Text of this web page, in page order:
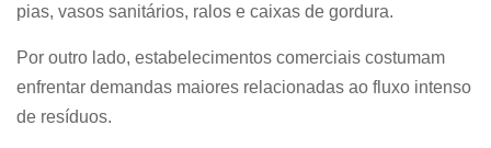
pias, vasos sanitários, ralos e caixas de gordura.
Por outro lado, estabelecimentos comerciais costumam
enfrentar demandas maiores relacionadas ao fluxo intenso
de resíduos.